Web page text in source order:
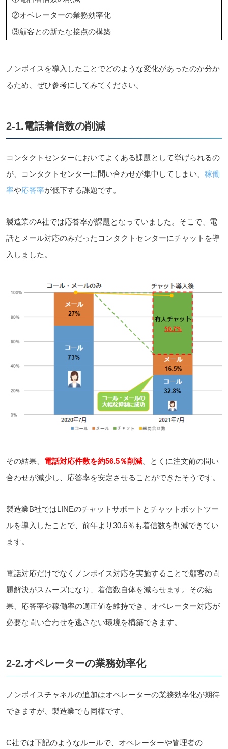
②オペレーターの業務効率化
③顧客との新たな接点の構築
ノンボイスを導入したことでどのような変化があったのか分か
るため、ぜひ参考にしてみてください。
2-1.電話着信数の削減
コンタクトセンターにおいてよくある課題として挙げられるの
が、コンタクトセンターに問い合わせが集中してしまい、 稼働
率や応答率が低下する課題です。
製造業のA社では応答率が課題となっていました。そこで、電
話とメール対応のみだったコンタクトセンターにチャットを導
入しました。
その結果、 電話対応件数を約56.5％削減。とくに注文前の問い
合わせが減少し、応答率を安定させることができたそうです。
製造業B社ではLINEのチャットサポートとチャットボットツー
ルを導入したことで、前年より30.6％も着信数を削減できてい
ます。
電話対応だけでなくノンボイス対応を実施することで顧客の問
題解決がスムーズになり、着信数自体を減らせます。その結
果、応答率や稼働率の適正値を維持でき、オペレーター対応が
必要な問い合わせを逃さない環境を構築できます。
2-2.オペレーターの業務効率化
ノンボイスチャネルの追加はオペレーターの業務効率化が期待
できますが、製造業でも同様です。
C社では下記のようなルールで、オペレーターや管理者の